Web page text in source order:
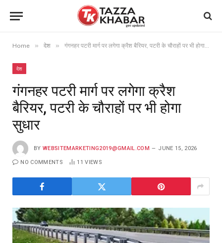
Home » देश » गंगनहर पटरी मार्ग पर लगेगा क्रैश बैरियर, पटरी के चौराहों पर भी होगा सुधार
देश
गंगनहर पटरी मार्ग पर लगेगा क्रैश
बैरियर, पटरी के चौराहों पर भी होगा
सुधार
BY WEBSITEMARKETING2019@GMAIL.COM JUNE 15, 2026
NO COMMENTS 11VIEWS